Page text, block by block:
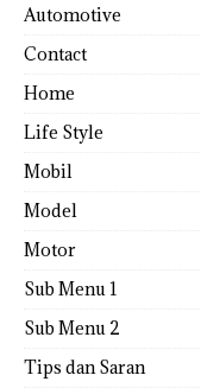
Automotive
Contact
Home
Life Style
Mobil
Model
Motor
Sub Menu 1
Sub Menu 2
Tips dan Saran